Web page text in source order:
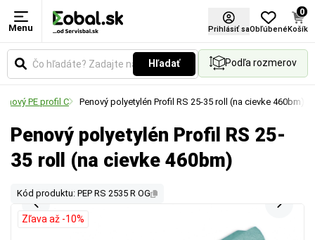
Menu Prihlásiť saObľúbené
0
Košík
Hľadať Podľa rozmerov
PE profil C Penový polyetylén Profil RS 25-35 roll (na cievke 460bm)
Penový polyetylén Profil RS 25-
35 roll (na cievke 460bm)
Kód produktu: PEP RS 2535 R OG
Zľava až -10%